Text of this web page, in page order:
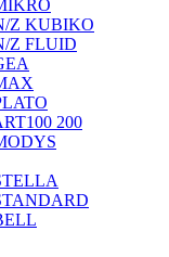
Z KUBIKO
Z FLUID
200